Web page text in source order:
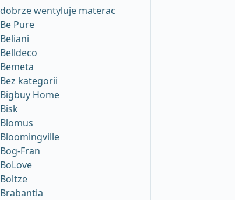
dobrze wentyluje materac
Be Pure
Beliani
Belldeco
Bemeta
Bez kategorii
Bigbuy Home
Bisk
Blomus
Bloomingville
Bog-Fran
BoLove
Boltze
Brabantia